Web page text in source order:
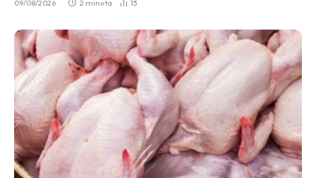
09/08/2026 2 minuta 13